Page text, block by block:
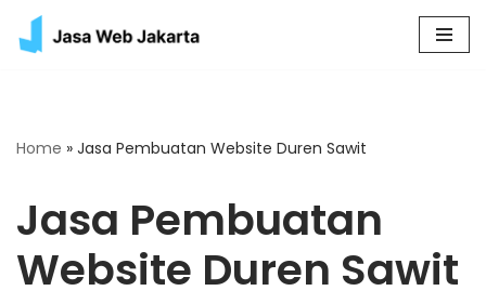
Skip
Home » Jasa Pembuatan Website Duren Sawit
Jasa Pembuatan
Website Duren Sawit